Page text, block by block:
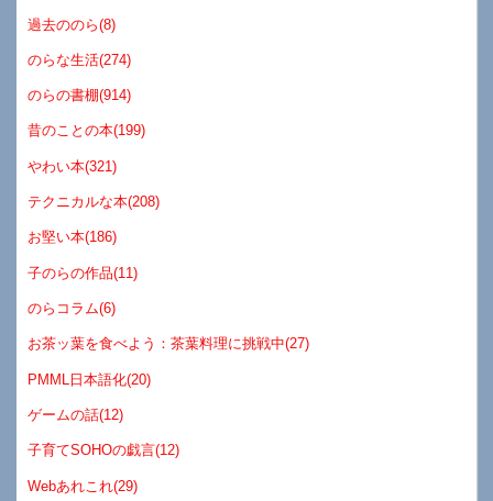
過去ののら(8)
のらな生活(274)
のらの書棚(914)
昔のことの本(199)
やわい本(321)
テクニカルな本(208)
お堅い本(186)
子のらの作品(11)
のらコラム(6)
お茶ッ葉を食べよう：茶葉料理に挑戦中(27)
PMML日本語化(20)
ゲームの話(12)
子育てSOHOの戯言(12)
Webあれこれ(29)